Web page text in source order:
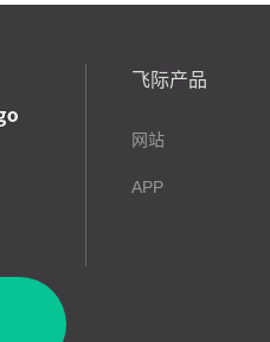
飞际产品
网站
APP